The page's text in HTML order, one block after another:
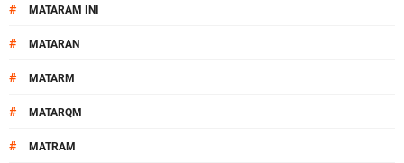
# MATARAM INI
# MATARAN
# MATARM
# MATARQM
# MATRAM